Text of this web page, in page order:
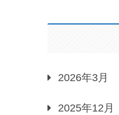
2026年3月
2025年12月